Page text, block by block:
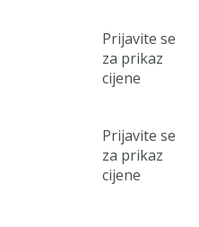
Prijavite se
za prikaz
cijene
Prijavite se
za prikaz
cijene